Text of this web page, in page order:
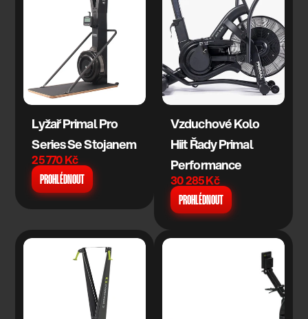
Lyžař Primal Pro
Series Se Stojanem
25 770 Kč
PROHLÉDNOUT
Vzduchové Kolo
Hiit Řady Primal
Performance
30 285 Kč
PROHLÉDNOUT